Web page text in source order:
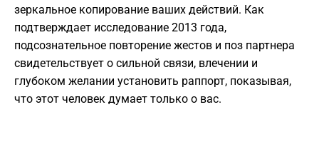
зеркальное копирование ваших действий. Как
подтверждает исследование 2013 года,
подсознательное повторение жестов и поз партнера
свидетельствует о сильной связи, влечении и
глубоком желании установить раппорт, показывая,
что этот человек думает только о вас.